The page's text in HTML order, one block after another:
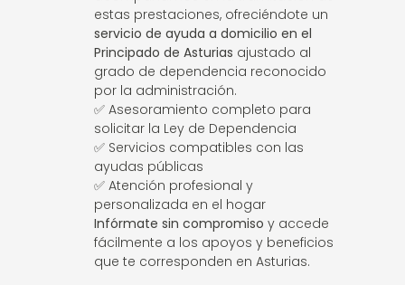
estas prestaciones, ofreciéndote un
servicio de ayuda a domicilio en el
Principado de Asturias ajustado al
grado de dependencia reconocido
por la administración.
✅ Asesoramiento completo para
solicitar la Ley de Dependencia
✅ Servicios compatibles con las
ayudas públicas
✅ Atención profesional y
personalizada en el hogar
Infórmate sin compromiso y accede
fácilmente a los apoyos y beneficios
que te corresponden en Asturias.